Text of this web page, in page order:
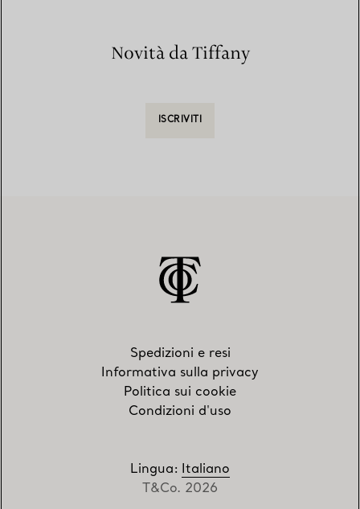
Novità da Tiffany
ISCRIVITI
Spedizioni e resi
Informativa sulla privacy
Politica sui cookie
Condizioni d'uso
Lingua: Italiano
T&Co. 2026